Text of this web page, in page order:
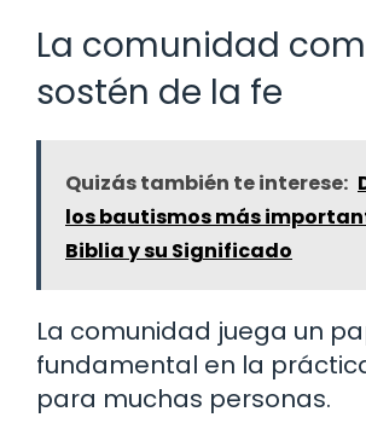
La comunidad
sostén de la fe
Quizás también te interese:
los bautismos más
Biblia y su Significado
La comunidad juega un
fundamental en la
para muchas personas.